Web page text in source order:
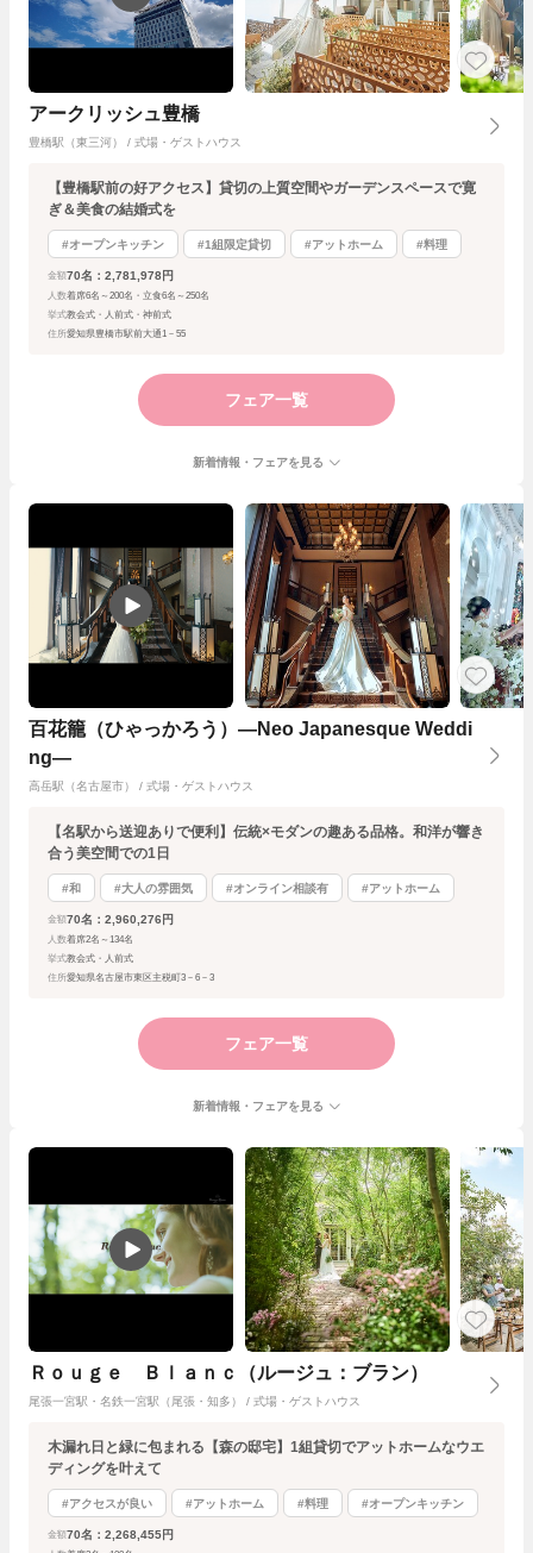
アークリッシュ豊橋
豊橋駅（東三河） / 式場・ゲストハウス
【豊橋駅前の好アクセス】貸切の上質空間やガーデンスペースで寛
ぎ＆美食の結婚式を
#オープンキッチン #1組限定貸切 #アットホーム #料理
金額 70名：2,781,978円
人数着席6名～200名・立食6名～250名
挙式教会式・人前式・神前式
住所愛知県豊橋市駅前大通1－55
フェア一覧
新着情報・フェアを見る
百花籠（ひゃっかろう）―Neo Japanesque Weddi
ng―
高岳駅（名古屋市） / 式場・ゲストハウス
【名駅から送迎ありで便利】伝統×モダンの趣ある品格。和洋が響き
合う美空間での1日
#和 #大人の雰囲気 #オンライン相談有 #アットホーム
金額 70名：2,960,276円
人数着席2名～134名
挙式教会式・人前式
住所愛知県名古屋市東区主税町3－6－3
フェア一覧
新着情報・フェアを見る
Ｒｏｕｇｅ Ｂｌａｎｃ（ルージュ：ブラン）
尾張一宮駅・名鉄一宮駅（尾張・知多） / 式場・ゲストハウス
木漏れ日と緑に包まれる【森の邸宅】1組貸切でアットホームなウエ
ディングを叶えて
#アクセスが良い #アットホーム #料理 #オープンキッチン
金額 70名：2,268,455円